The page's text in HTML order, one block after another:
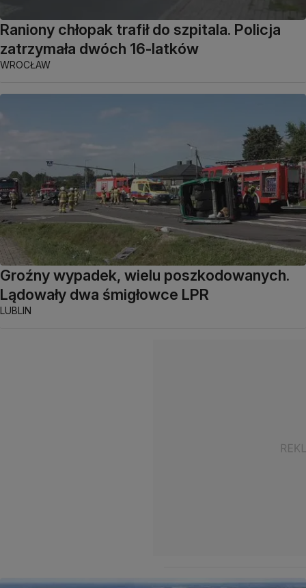
Raniony chłopak trafił do szpitala. Policja
zatrzymała dwóch 16-latków
WROCŁAW
Groźny wypadek, wielu poszkodowanych.
Lądowały dwa śmigłowce LPR
LUBLIN